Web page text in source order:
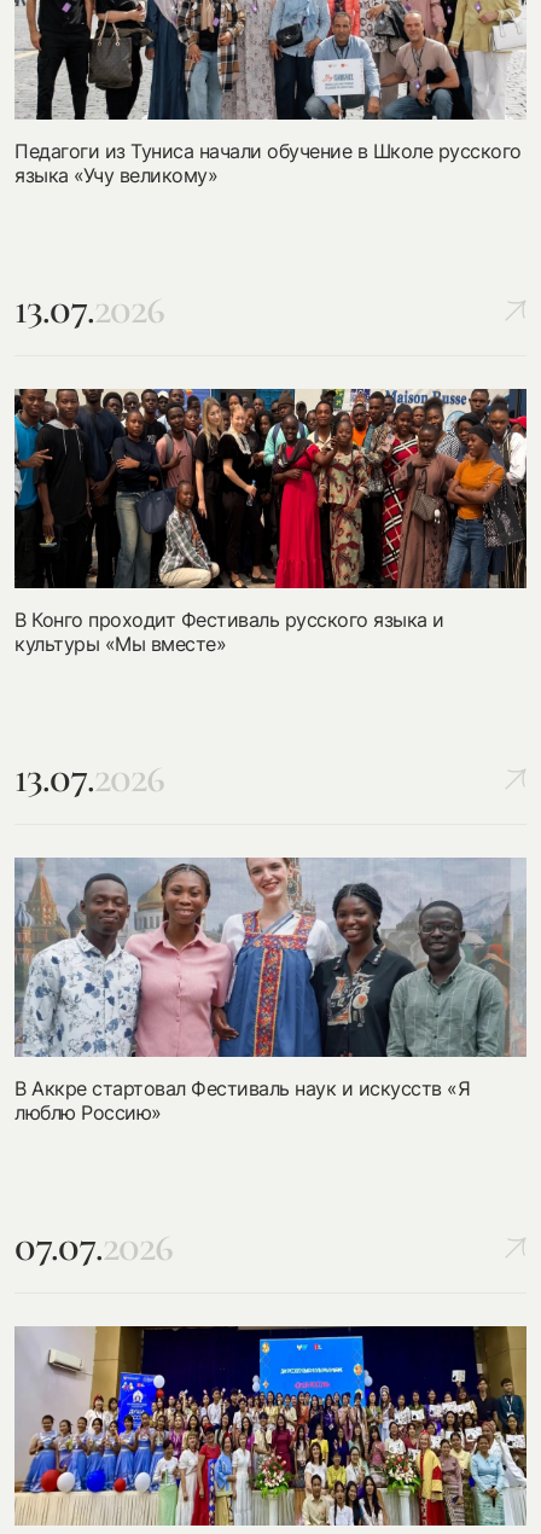
Педагоги из Туниса начали обучение в Школе русского
языка «Учу великому»
13.07.2026
В Конго проходит Фестиваль русского языка и
культуры «Мы вместе»
13.07.2026
В Аккре стартовал Фестиваль наук и искусств «Я
люблю Россию»
07.07.2026